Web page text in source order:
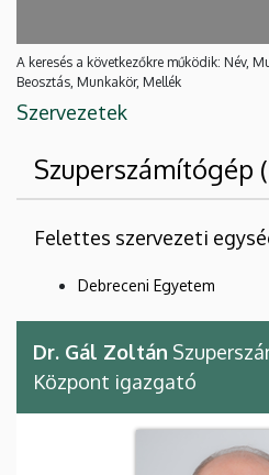
A keresés a következőkre működik: Név,
Beosztás, Munkakör, Mellék
Szervezetek
Szuperszámítógép
Felettes szervezeti
Debreceni Egyetem
Dr. Gál Zoltán
Központ igazgató